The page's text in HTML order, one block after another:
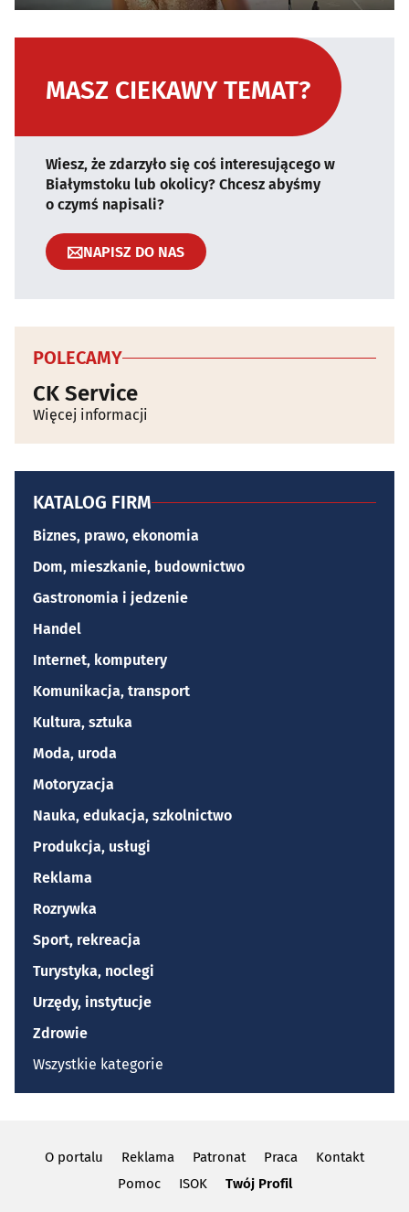
MASZ CIEKAWY TEMAT?
Wiesz, że zdarzyło się coś interesującego w
Białymstoku lub okolicy? Chcesz abyśmy
o czymś napisali?
NAPISZ DO NAS
POLECAMY
CK Service
Więcej informacji
KATALOG FIRM
Biznes, prawo, ekonomia
Dom, mieszkanie, budownictwo
Gastronomia i jedzenie
Handel
Internet, komputery
Komunikacja, transport
Kultura, sztuka
Moda, uroda
Motoryzacja
Nauka, edukacja, szkolnictwo
Produkcja, usługi
Reklama
Rozrywka
Sport, rekreacja
Turystyka, noclegi
Urzędy, instytucje
Zdrowie
Wszystkie kategorie
O portalu Reklama Patronat Praca
Kontakt
Pomoc
ISOK Twój Profil